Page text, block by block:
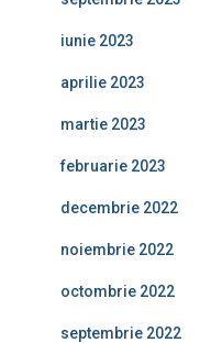
iunie 2023
aprilie 2023
martie 2023
februarie 2023
decembrie 2022
noiembrie 2022
octombrie 2022
septembrie 2022